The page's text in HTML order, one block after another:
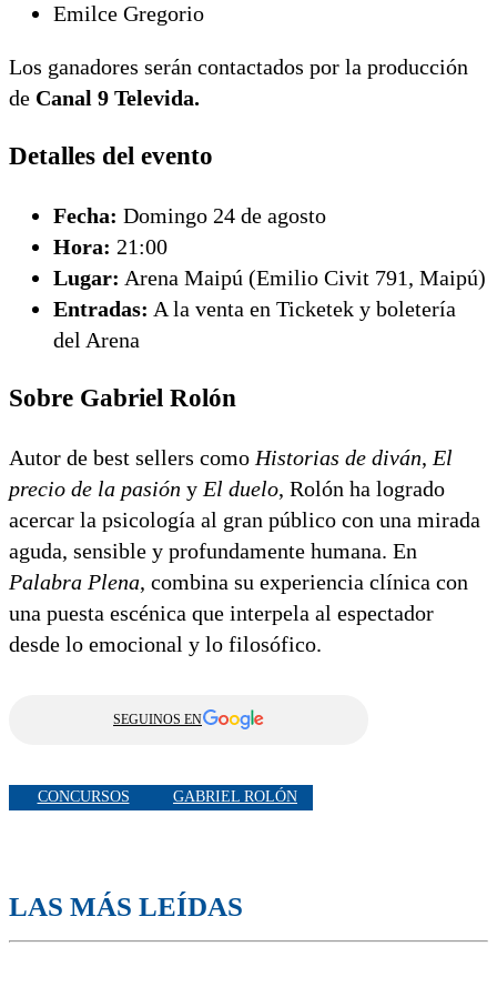
Emilce Gregorio
Los ganadores serán contactados por la producción
de Canal 9 Televida.
Detalles del evento
Fecha: Domingo 24 de agosto
Hora: 21:00
Lugar: Arena Maipú (Emilio Civit 791, Maipú)
Entradas: A la venta en Ticketek y boletería
del Arena
Sobre Gabriel Rolón
Autor de best sellers como Historias de diván, El
precio de la pasión y El duelo, Rolón ha logrado
acercar la psicología al gran público con una mirada
aguda, sensible y profundamente humana. En
Palabra Plena, combina su experiencia clínica con
una puesta escénica que interpela al espectador
desde lo emocional y lo filosófico.
SEGUINOS EN
CONCURSOS GABRIEL ROLÓN
LAS MÁS LEÍDAS